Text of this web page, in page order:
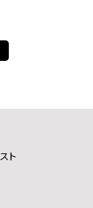
ト